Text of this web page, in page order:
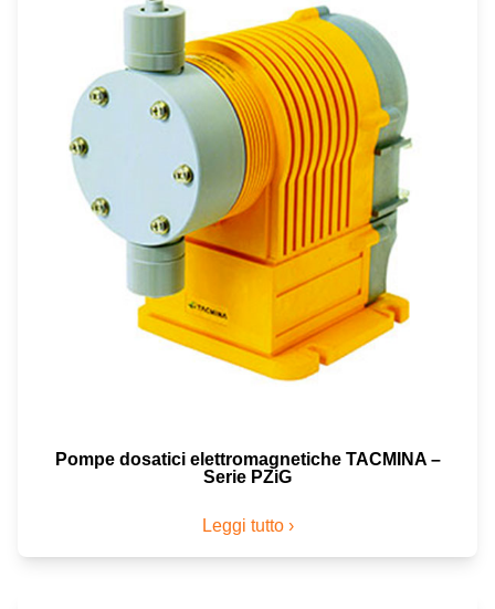
Pompe dosatici elettromagnetiche TACMINA –
Serie PZiG
Leggi tutto ›